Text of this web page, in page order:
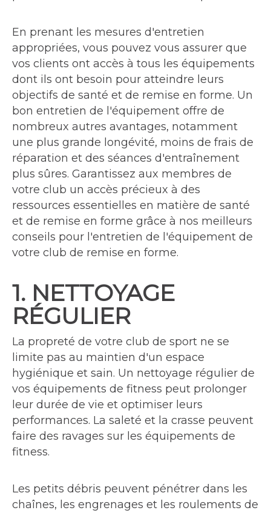
En prenant les mesures d'entretien
appropriées, vous pouvez vous assurer que
vos clients ont accès à tous les équipements
dont ils ont besoin pour atteindre leurs
objectifs de santé et de remise en forme. Un
bon entretien de l'équipement offre de
nombreux autres avantages, notamment
une plus grande longévité, moins de frais de
réparation et des séances d'entraînement
plus sûres. Garantissez aux membres de
votre club un accès précieux à des
ressources essentielles en matière de santé
et de remise en forme grâce à nos meilleurs
conseils pour l'entretien de l'équipement de
votre club de remise en forme.
1. NETTOYAGE
RÉGULIER
La propreté de votre club de sport ne se
limite pas au maintien d'un espace
hygiénique et sain. Un nettoyage régulier de
vos équipements de fitness peut prolonger
leur durée de vie et optimiser leurs
performances. La saleté et la crasse peuvent
faire des ravages sur les équipements de
fitness.
Les petits débris peuvent pénétrer dans les
chaînes, les engrenages et les roulements de